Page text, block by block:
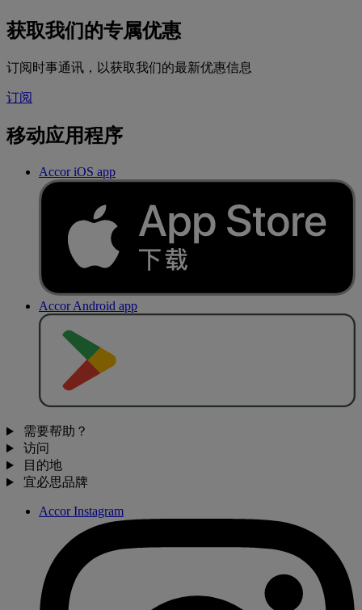
获取我们的专属优惠
订阅时事通讯，以获取我们的最新优惠信息
订阅
移动应用程序
Accor iOS app
Accor Android app
需要帮助？
访问
目的地
宜必思品牌
Accor Instagram